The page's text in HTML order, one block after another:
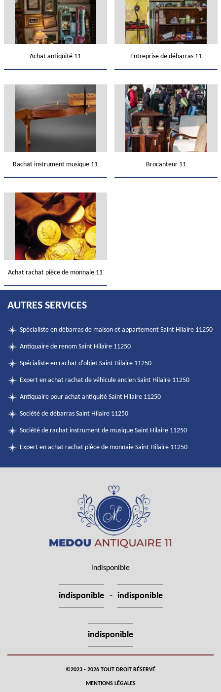
Achat antiquité 11 Entreprise de débarras 11
Rachat instrument musique 11 Brocanteur 11
Achat rachat pièce de monnaie 11
AUTRES SERVICES
Spécialiste en débarras de maison et appartement Saint Hilaire 11250
Antiquaire de renom Saint Hilaire 11250
Spécialiste en rachat d'objet Saint Hilaire 11250
Expert en achat rachat de véhicule ancien Saint Hilaire 11250
Antiquaire pour achat antiquité Saint Hilaire 11250
Société de débarras Saint Hilaire 11250
Société de rachat instrument de musique Saint Hilaire 11250
Expert en achat rachat pièce de monnaie Saint Hilaire 11250
indisponible
indisponible - indisponible
indisponible
©2023 - 2026 TOUT DROIT RÉSERVÉ
MENTIONS LÉGALES